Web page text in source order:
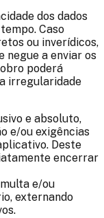
dos dados
Caso
ou inverídicos,
negue a enviar os
poderá
irregularidade
e absoluto,
e/ou exigências
Deste
encerrar
e/ou
externando